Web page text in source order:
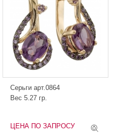
Серьги арт.0864
Вес 5.27 гр.
ЦЕНА ПО ЗАПРОСУ